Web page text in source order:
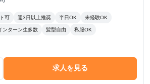
可 週3日以上推奨 半日OK 未経験OK
ンターン生多数 髪型自由 私服OK
求人を見る